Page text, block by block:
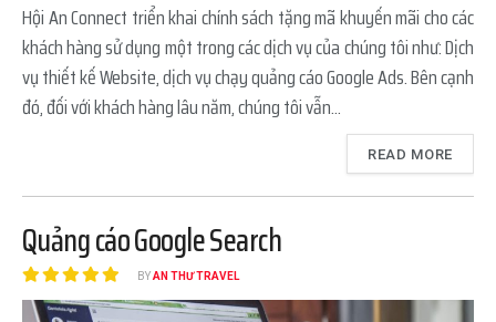
Hội An Connect triển khai chính sách tặng mã khuyến mãi cho các
khách hàng sử dụng một trong các dịch vụ của chúng tôi như: Dịch
vụ thiết kế Website, dịch vụ chạy quảng cáo Google Ads. Bên cạnh
đó, đối với khách hàng lâu năm, chúng tôi vẫn...
READ MORE
Quảng cáo Google Search
BYAN THƯ TRAVEL